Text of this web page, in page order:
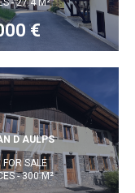
- 27.4 M²
€
D AULPS
FOR SALE
- 300 M²